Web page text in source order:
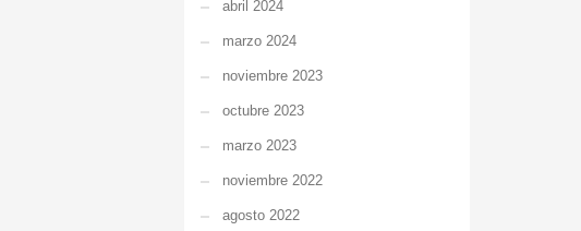
abril 2024
marzo 2024
noviembre 2023
octubre 2023
marzo 2023
noviembre 2022
agosto 2022